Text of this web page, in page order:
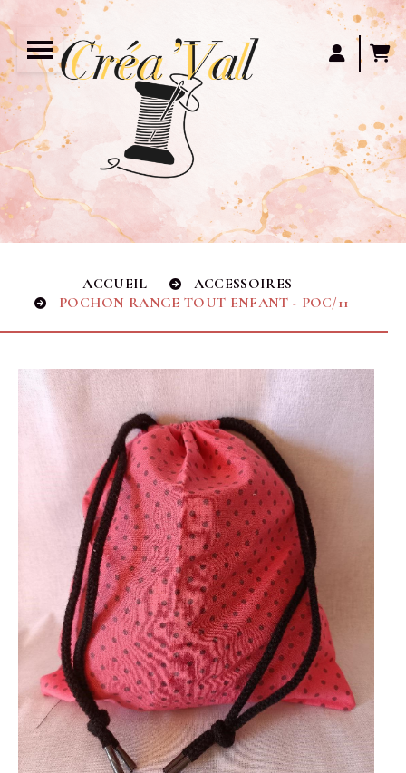
ACCUEIL
ACCESSOIRES
POCHON RANGE TOUT ENFANT - POC/11
Panneau de gestion des cookies